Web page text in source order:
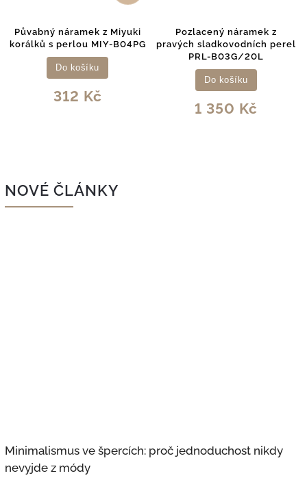
z Miyuki
B04PG
Pozlacený náramek z
pravých sladkovodních perel
PRL-B03G/20L
Půvabný náramek
sladkovodních
B03/20L
1 350
NOVÉ ČLÁNKY
Minimalismus ve špercích: proč jednoduchost nikdy
nevyjde z módy